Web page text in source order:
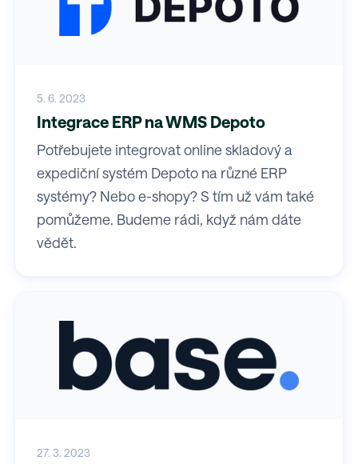
5. 6. 2023
Integrace ERP na WMS Depoto
Potřebujete integrovat online skladový a
expediční systém Depoto na různé ERP
systémy? Nebo e-shopy? S tím už vám také
pomůžeme. Budeme rádi, když nám dáte
vědět.
27. 3. 2023